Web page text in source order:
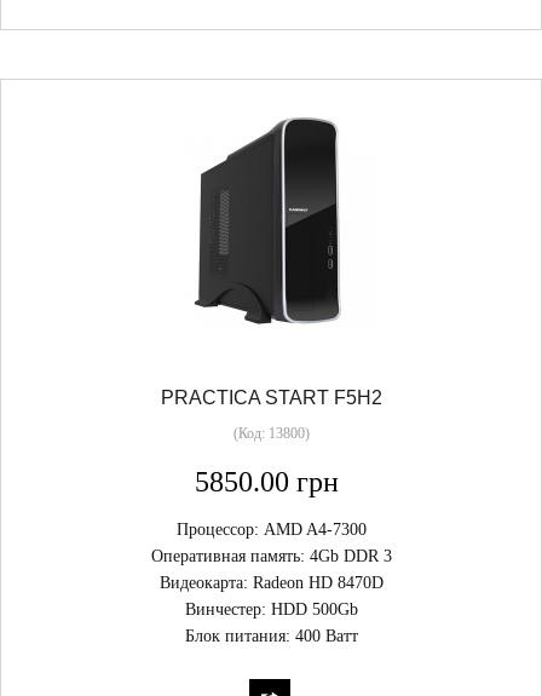
PRACTICA START F5H2
(Код: 13800)
5850.00 грн
Процессор: AMD A4-7300
Оперативная память: 4Gb DDR 3
Видеокарта: Radeon HD 8470D
Винчестер: HDD 500Gb
Блок питания: 400 Ватт